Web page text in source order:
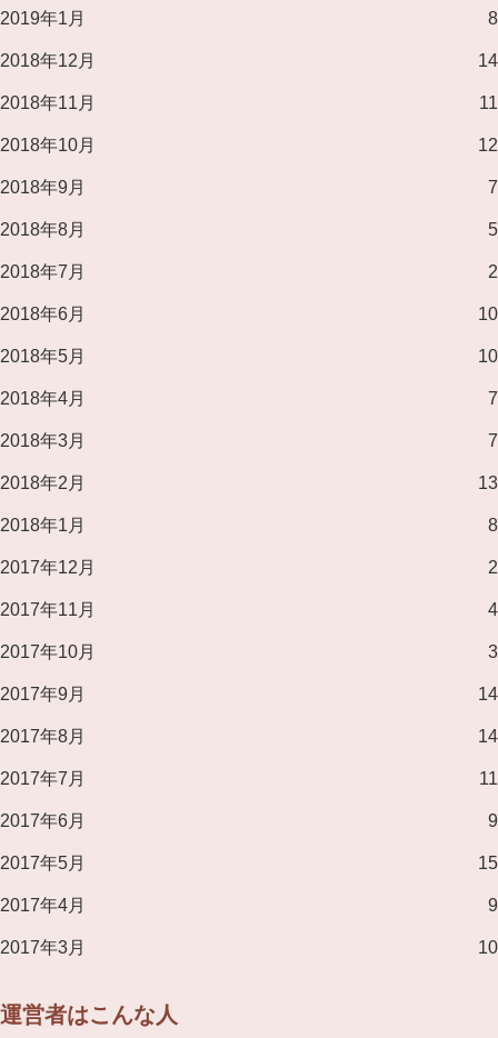
2019年1月 8
2018年12月 14
2018年11月 11
2018年10月 12
2018年9月 7
2018年8月 5
2018年7月 2
2018年6月 10
2018年5月 10
2018年4月 7
2018年3月 7
2018年2月 13
2018年1月 8
2017年12月 2
2017年11月 4
2017年10月 3
2017年9月 14
2017年8月 14
2017年7月 11
2017年6月 9
2017年5月 15
2017年4月 9
2017年3月 10
運営者はこんな人